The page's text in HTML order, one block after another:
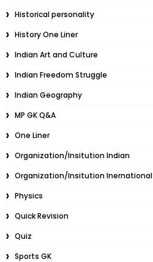
Historical personality
History One Liner
Indian Art and Culture
Indian Freedom Struggle
Indian Geography
MP GK Q&A
One Liner
Organization/Insitution Indian
Organization/Insitution Inernational
Physics
Quick Revision
Quiz
Sports GK